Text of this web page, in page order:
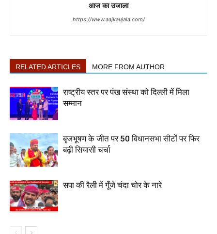
आज का उजाला
https://www.aajkaujala.com/
RELATED ARTICLES MORE FROM AUTHOR
राष्ट्रीय स्तर पर पंख संस्था को दिल्ली में मिला
सम्मान
बृजभूषण के जीत पर 50 विधानसभा सीटों पर फिर
बढ़ी सियासी चर्चा
सपा की रैली में गूँजे चंदा चोर के नारे